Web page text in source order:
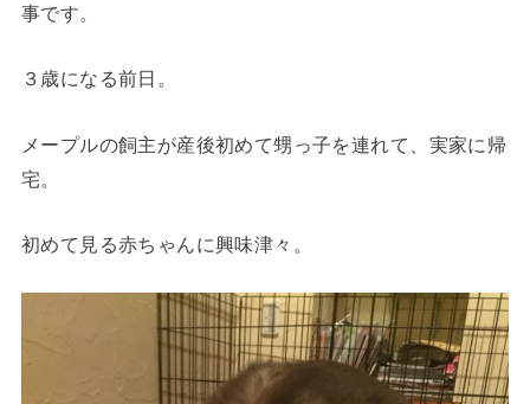
事です。
３歳になる前日。
メープルの飼主が産後初めて甥っ子を連れて、実家に帰
宅。
初めて見る赤ちゃんに興味津々。